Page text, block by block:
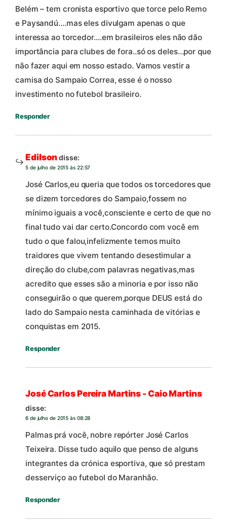
Belém – tem cronista esportivo que torce pelo Remo
e Paysandú….mas eles divulgam apenas o que
interessa ao torcedor….em brasileiros eles não dão
importância para clubes de fora..só os deles…por que
não fazer aqui em nosso estado. Vamos vestir a
camisa do Sampaio Correa, esse é o nosso
investimento no futebol brasileiro.
Responder
Edilsondisse:
5 de julho de 2015 às 22:57
José Carlos,eu queria que todos os torcedores que
se dizem torcedores do Sampaio,fossem no
mínimo iguais a você,consciente e certo de que no
final tudo vai dar certo.Concordo com você em
tudo o que falou,infelizmente temos muito
traidores que vivem tentando desestimular a
direção do clube,com palavras negativas,mas
acredito que esses são a minoria e por isso não
conseguirão o que querem,porque DEUS está do
lado do Sampaio nesta caminhada de vitórias e
conquistas em 2015.
Responder
José Carlos Pereira Martins - Caio Martins
disse:
6 de julho de 2015 às 08:28
Palmas prá você, nobre repórter José Carlos
Teixeira. Disse tudo aquilo que penso de alguns
integrantes da crónica esportiva, que só prestam
desserviço ao futebol do Maranhão.
Responder